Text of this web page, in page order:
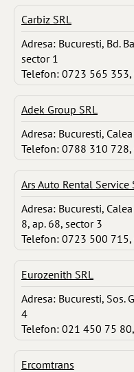
Carbiz SRL
Adresa: Bucuresti, Bd.
sector 1
Telefon: 0723 565
Adek Group SRL
Adresa: Bucuresti,
Telefon: 0788 310
Ars Auto Rental Service
Adresa: Bucuresti,
8, ap. 68, sector 3
Telefon: 0723 500
Eurozenith SRL
Adresa: Bucuresti, Sos.
4
Telefon: 021 450 75
Ercomtrans